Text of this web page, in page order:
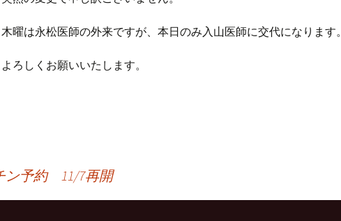
木曜は永松医師の外来ですが、本日のみ入山医師に交代になります。
よろしくお願いいたします。
ン
ン予約 11/7再開